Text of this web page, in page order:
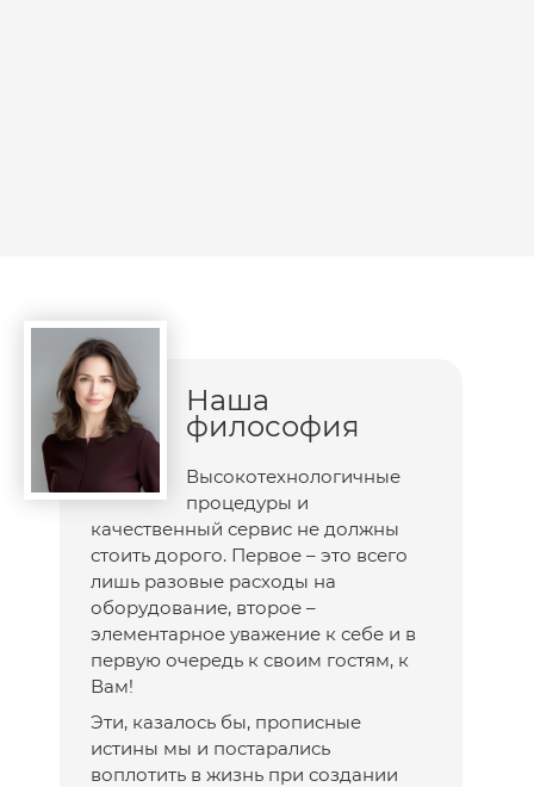
Наша
философия
Высокотехнологичные
процедуры и
качественный сервис не должны
стоить дорого. Первое – это всего
лишь разовые расходы на
оборудование, второе –
элементарное уважение к себе и в
первую очередь к своим гостям, к
Вам!
Эти, казалось бы, прописные
истины мы и постарались
воплотить в жизнь при создании